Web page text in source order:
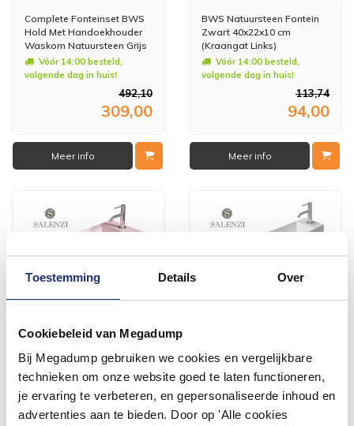
Toestemming Details Over
Cookiebeleid van Megadump
Bij Megadump gebruiken we cookies en vergelijkbare
technieken om onze website goed te laten functioneren,
je ervaring te verbeteren, en gepersonaliseerde inhoud en
advertenties aan te bieden. Door op 'Alle cookies
Complete Fonteinset BWS
Hold Met Handoekhouder
Waskom Natuursteen Grijs
En Fonteinkraan Goud
Vóór 14:00 besteld,
volgende dag in huis!
492,10
309,00
Meer info
BWS Natuursteen Fontein
Zwart 40x22x10 cm
(Kraangat Links)
Vóór 14:00 besteld,
volgende dag in huis!
113,74
94,00
Meer info
Salenzi Fonteinset Spy
30x30 cm Mat Roze (Keuze
3 - 5 Weken
Salenzi Fonteinset Spy
45x20 cm Glans Wit (Keuze
3 - 5 Weken